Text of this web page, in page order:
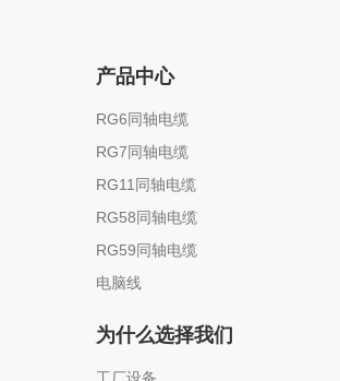
产品中心
RG6同轴电缆
RG7同轴电缆
RG11同轴电缆
RG58同轴电缆
RG59同轴电缆
电脑线
为什么选择我们